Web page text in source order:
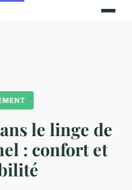
le linge de
: confort et